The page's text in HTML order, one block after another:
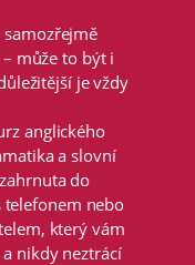
samozřejmě
může to být i
je vždy
anglického
a slovní
do
nebo
který vám
nikdy neztrácí